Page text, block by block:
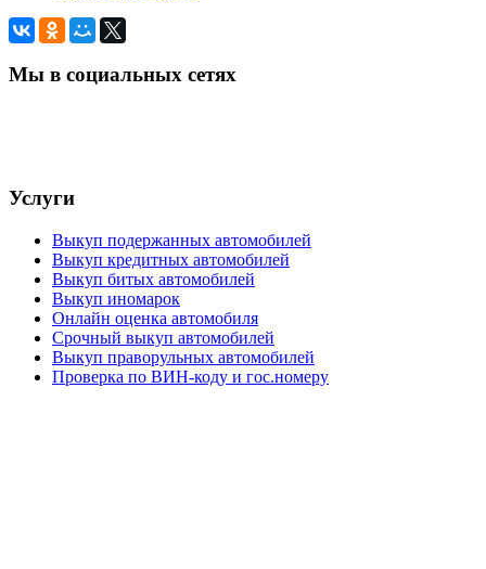
Мы в социальных сетях
Услуги
Выкуп подержанных автомобилей
Выкуп кредитных автомобилей
Выкуп битых автомобилей
Выкуп иномарок
Онлайн оценка автомобиля
Срочный выкуп автомобилей
Выкуп праворульных автомобилей
Проверка по ВИН-коду и гос.номеру